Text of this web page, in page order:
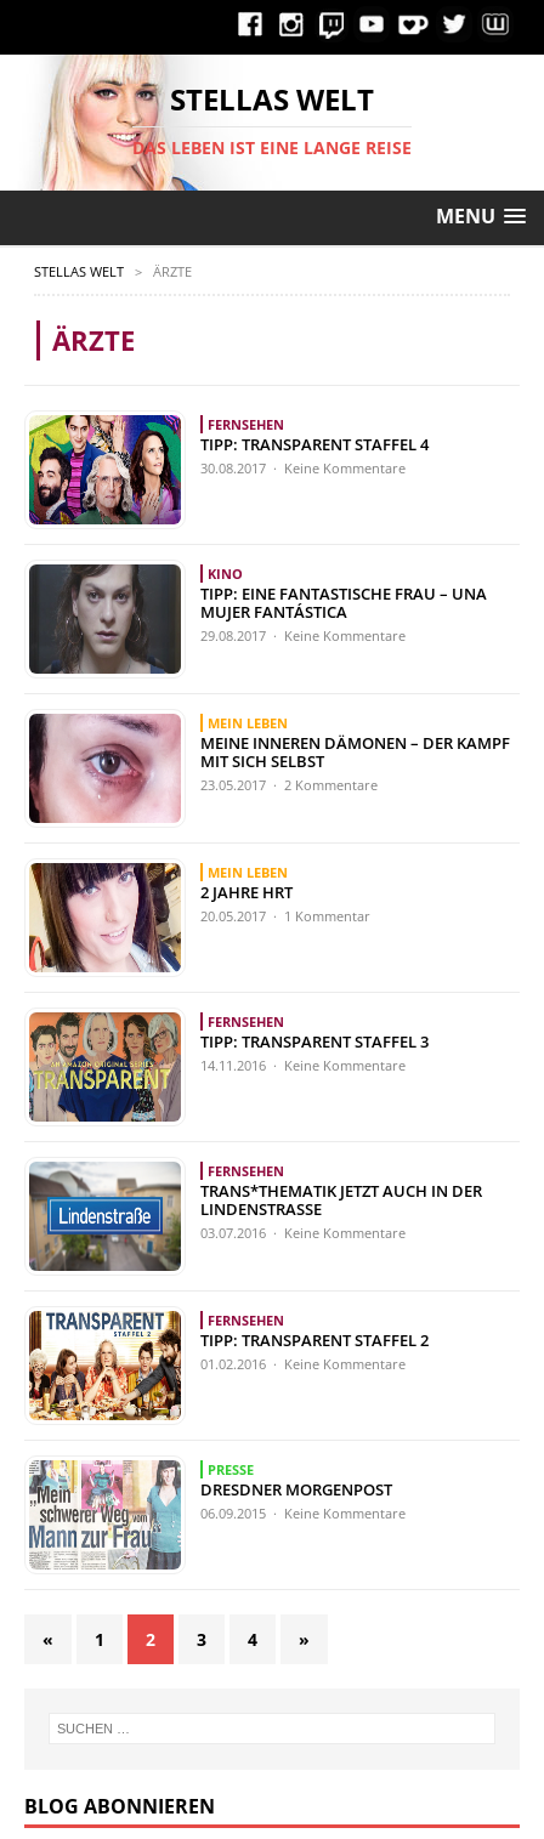
STELLAS WELT
DAS LEBEN IST EINE LANGE REISE
MENU
STELLAS WELT > ÄRZTE
ÄRZTE
FERNSEHEN
TIPP: TRANSPARENT STAFFEL 4
30.08.2017 · Keine Kommentare
KINO
TIPP: EINE FANTASTISCHE FRAU – UNA
MUJER FANTÁSTICA
29.08.2017 · Keine Kommentare
MEIN LEBEN
MEINE INNEREN DÄMONEN – DER KAMPF
MIT SICH SELBST
23.05.2017 · 2 Kommentare
MEIN LEBEN
2 JAHRE HRT
20.05.2017 · 1 Kommentar
FERNSEHEN
TIPP: TRANSPARENT STAFFEL 3
14.11.2016 · Keine Kommentare
FERNSEHEN
TRANS*THEMATIK JETZT AUCH IN DER
LINDENSTRASSE
03.07.2016 · Keine Kommentare
FERNSEHEN
TIPP: TRANSPARENT STAFFEL 2
01.02.2016 · Keine Kommentare
PRESSE
DRESDNER MORGENPOST
06.09.2015 · Keine Kommentare
« 1 2 3 4 »
BLOG ABONNIEREN